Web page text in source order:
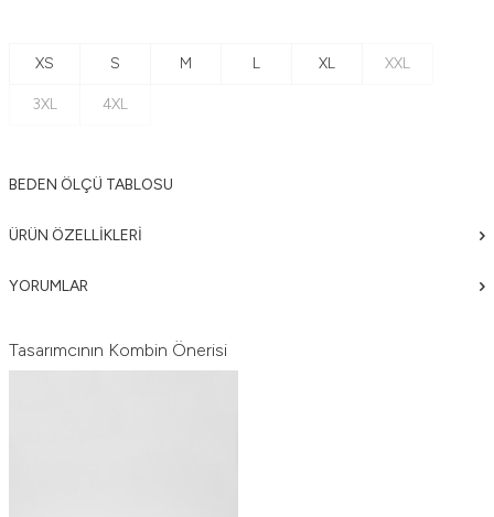
XS S M L XL XXL
3XL 4XL
BEDEN ÖLÇÜ TABLOSU
ÜRÜN ÖZELLIKLERI
YORUMLAR
Tasarımcının Kombin Önerisi